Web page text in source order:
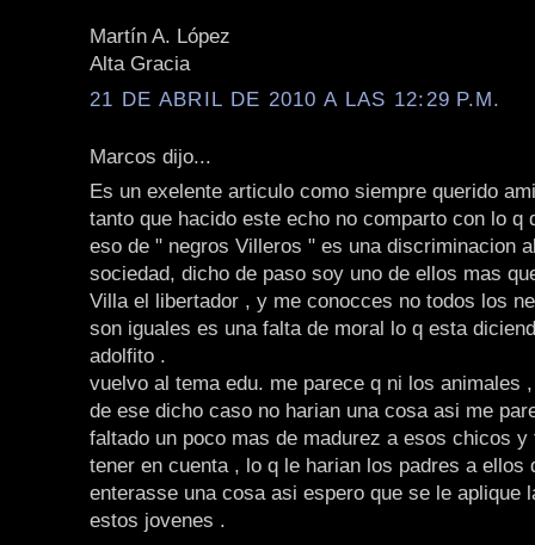
Martín A. López
Alta Gracia
21 DE ABRIL DE 2010 A LAS 12:29 P.M.
Marcos dijo...
Es un exelente articulo como siempre querido
tanto que hacido este echo no comparto con lo q
eso de " negros Villeros " es una discriminacion
sociedad, dicho de paso soy uno de ellos mas
Villa el libertador , y me conocces no todos los
son iguales es una falta de moral lo q esta
adolfito .
vuelvo al tema edu. me parece q ni los animales
de ese dicho caso no harian una cosa asi me
faltado un poco mas de madurez a esos chicos y
tener en cuenta , lo q le harian los padres a ellos
enterasse una cosa asi espero que se le aplique
estos jovenes .